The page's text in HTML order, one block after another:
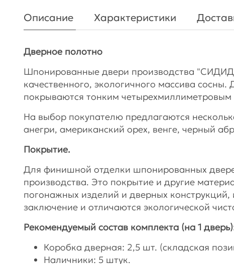
Описание Характеристики
Дверное полотно
Шпонированные двери производства
качественного, экологичного массива
покрываются тонким
На выбор покупателю предлагаются
анегри, американский орех, венге, черный
Покрытие.
Для финишной отделки шпонированных
производства. Это покрытие и другие
погонажных изделий и дверных
заключение и отличаются экологической
Рекомендуемый состав комплекта (на 1
Коробка дверная: 2,5 шт. (складская
Наличники: 5 штук.